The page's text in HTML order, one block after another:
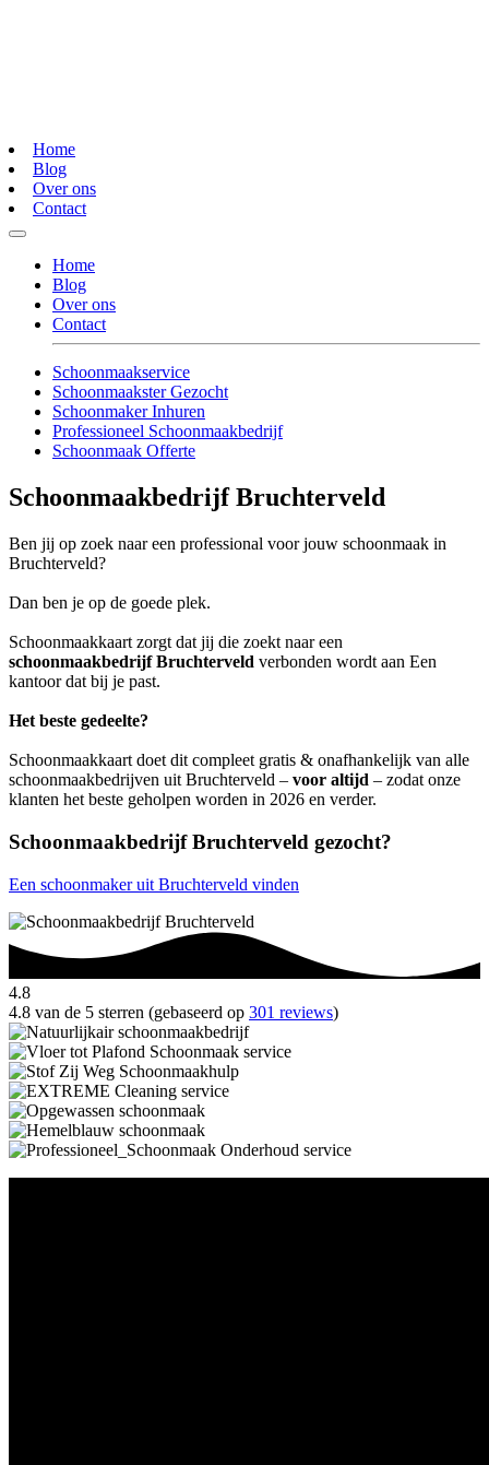
Home
Blog
Over ons
Contact
Home
Blog
Over ons
Contact
Schoonmaakservice
Schoonmaakster Gezocht
Schoonmaker Inhuren
Professioneel Schoonmaakbedrijf
Schoonmaak Offerte
Schoonmaakbedrijf Bruchterveld
Ben jij op zoek naar een professional voor jouw schoonmaak in
Bruchterveld?
Dan ben je op de goede plek.
Schoonmaakkaart zorgt dat jij die zoekt naar een
schoonmaakbedrijf Bruchterveld verbonden wordt aan Een
kantoor dat bij je past.
Het beste gedeelte?
Schoonmaakkaart doet dit compleet gratis & onafhankelijk van alle
schoonmaakbedrijven uit Bruchterveld – voor altijd – zodat onze
klanten het beste geholpen worden in 2026 en verder.
Schoonmaakbedrijf Bruchterveld gezocht?
Een schoonmaker uit Bruchterveld vinden
4.8
4.8 van de 5 sterren (gebaseerd op 301 reviews)